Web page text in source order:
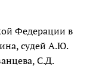
Федерации в
судей А.Ю.
С.Д.